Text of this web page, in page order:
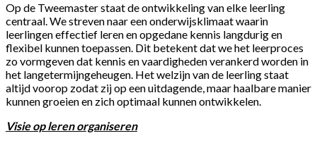
Op de Tweemaster staat de ontwikkeling van elke leerling
centraal. We streven naar een onderwijsklimaat waarin
leerlingen effectief leren en opgedane kennis langdurig en
flexibel kunnen toepassen. Dit betekent dat we het leerproces
zo vormgeven dat kennis en vaardigheden verankerd worden in
het langetermijngeheugen. Het welzijn van de leerling staat
altijd voorop zodat zij op een uitdagende, maar haalbare manier
kunnen groeien en zich optimaal kunnen ontwikkelen.
Visie op leren organiseren